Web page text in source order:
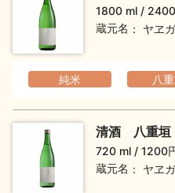
1800 ml
蔵元名
ヤヱ
純米 八
清酒 八重垣
720 ml
1200
蔵元名
ヤヱ